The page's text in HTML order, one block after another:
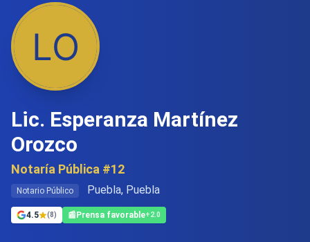
Lic. Esperanza Martínez
Orozco
Notaría Pública #12
Notario Público Puebla, Puebla
4.5 (8) 📰 Prensa favorable+2.0